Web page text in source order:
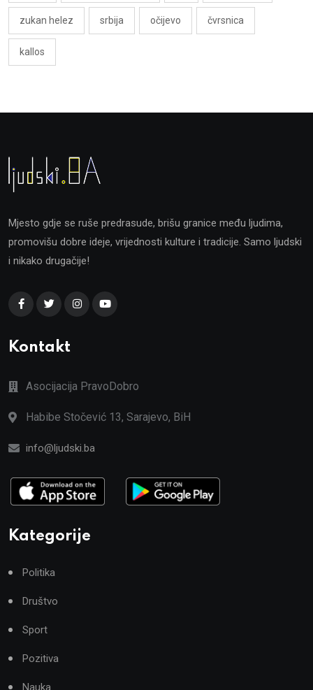
zukan helez srbija očijevo čvrsnica
kallos
Mjesto gdje se ruše predrasude, brišu granice među ljudima,
promovišu dobre ideje, vrijednosti kulture i tradicije. Samo ljudski
i nikako drugačije!
Kontakt
Asocijacija PravoDobro
Habibe Stočević 13, Sarajevo, BiH
info@ljudski.ba
Kategorije
Politika
Društvo
Sport
Pozitiva
Nauka